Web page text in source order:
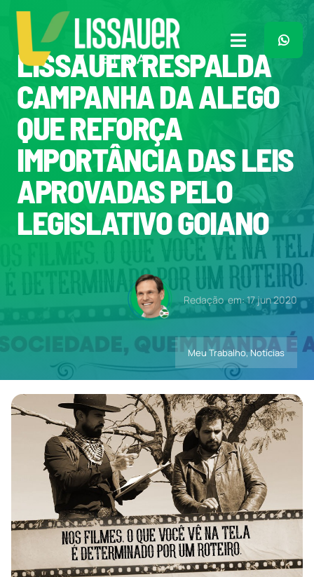
para
conteúdo
Toggle
Navigation
Home
Plano de Governo
Meu Trabalho
O Que Penso
LISSAUER RESPALDA
CAMPANHA DA ALEGO
QUE REFORÇA
IMPORTÂNCIA DAS LEIS
APROVADAS PELO
LEGISLATIVO GOIANO
Redação em: 17 jun 2020
Meu Trabalho,Notícias